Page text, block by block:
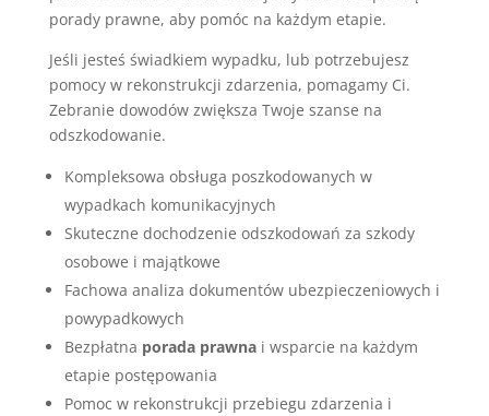
porady prawne, aby pomóc na każdym etapie.
Jeśli jesteś świadkiem wypadku, lub potrzebujesz
pomocy w rekonstrukcji zdarzenia, pomagamy Ci.
Zebranie dowodów zwiększa Twoje szanse na
odszkodowanie.
Kompleksowa obsługa poszkodowanych w
wypadkach komunikacyjnych
Skuteczne dochodzenie odszkodowań za szkody
osobowe i majątkowe
Fachowa analiza dokumentów ubezpieczeniowych i
powypadkowych
Bezpłatna porada prawnai wsparcie na każdym
etapie postępowania
Pomoc w rekonstrukcji przebiegu zdarzenia i